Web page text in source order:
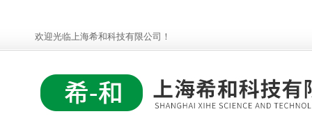
欢迎光临上海希和科技有限公司！